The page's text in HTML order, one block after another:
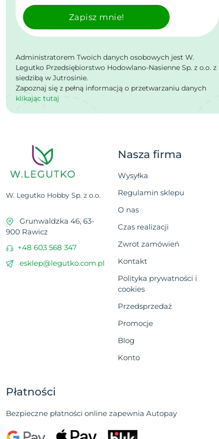
Zapisz mnie!
Administratorem Twoich danych osobowych jest W.
Legutko Przedsiębiorstwo Hodowlano-Nasienne Sp. z o.o. z
siedzibą w Jutrosinie.
Zapoznaj się z pełną informacją o przetwarzaniu danych
klikając tutaj
W. Legutko Hobby Sp. z o.o.
Grunwaldzka 46, 63-
900 Rawicz
+48 603 568 347
esklep@legutko.com.pl
Nasza firma
Wysyłka
Regulamin sklepu
O nas
Czas realizacji
Zwrot zamówień
Kontakt
Polityka prywatności i
cookies
Przedsprzedaż
Promocje
Blog
Konto
Płatności
Bezpieczne płatności online zapewnia Autopay